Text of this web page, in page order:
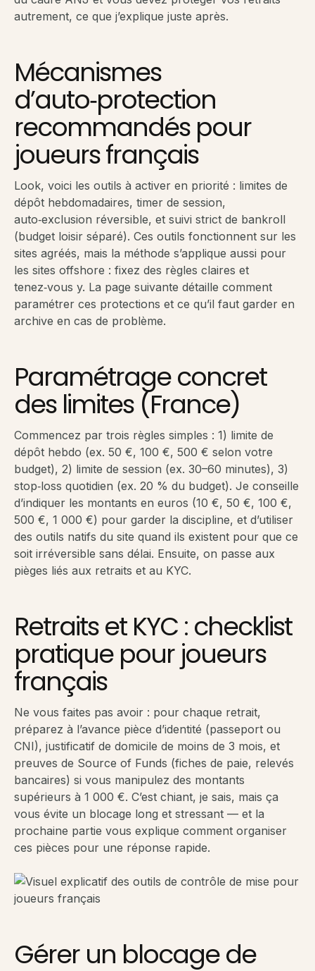
autrement, ce que j’explique juste après.
Mécanismes
d’auto‑protection
recommandés pour
joueurs français
Look, voici les outils à activer en priorité : limites de
dépôt hebdomadaires, timer de session,
auto‑exclusion réversible, et suivi strict de bankroll
(budget loisir séparé). Ces outils fonctionnent sur les
sites agréés, mais la méthode s’applique aussi pour
les sites offshore : fixez des règles claires et
tenez‑vous y. La page suivante détaille comment
paramétrer ces protections et ce qu’il faut garder en
archive en cas de problème.
Paramétrage concret
des limites (France)
Commencez par trois règles simples : 1) limite de
dépôt hebdo (ex. 50 €, 100 €, 500 € selon votre
budget), 2) limite de session (ex. 30–60 minutes), 3)
stop‑loss quotidien (ex. 20 % du budget). Je conseille
d’indiquer les montants en euros (10 €, 50 €, 100 €,
500 €, 1 000 €) pour garder la discipline, et d’utiliser
des outils natifs du site quand ils existent pour que ce
soit irréversible sans délai. Ensuite, on passe aux
pièges liés aux retraits et au KYC.
Retraits et KYC : checklist
pratique pour joueurs
français
Ne vous faites pas avoir : pour chaque retrait,
préparez à l’avance pièce d’identité (passeport ou
CNI), justificatif de domicile de moins de 3 mois, et
preuves de Source of Funds (fiches de paie, relevés
bancaires) si vous manipulez des montants
supérieurs à 1 000 €. C’est chiant, je sais, mais ça
vous évite un blocage long et stressant — et la
prochaine partie vous explique comment organiser
ces pièces pour une réponse rapide.
Gérer un blocage de